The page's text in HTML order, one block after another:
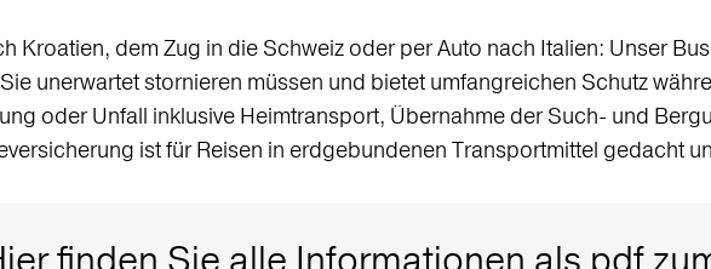
Kroatien, dem Zug in die Schweiz oder per Auto nach Italien: Unser
unerwartet stornieren müssen und bietet umfangreichen Schutz
oder Unfall inklusive Heimtransport, Übernahme der Such- und
ist für Reisen in erdgebundenen Transportmittel gedacht
finden Sie alle Informationen als pdf